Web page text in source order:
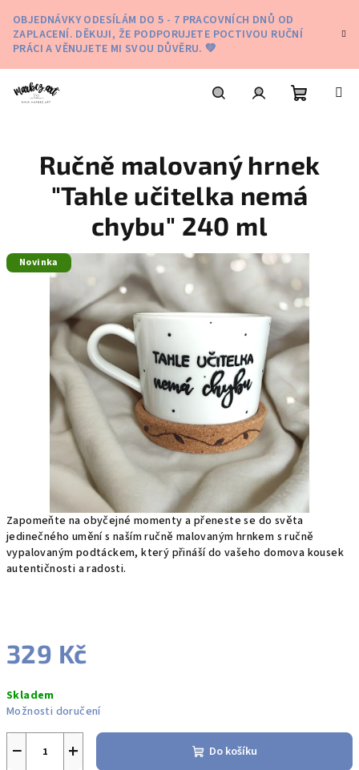
obsah
OBJEDNÁVKY ODESÍLÁM DO 5 - 7 PRACOVNÍCH DNŮ OD
ZAPLACENÍ. DĚKUJI, ŽE PODPORUJETE POCTIVOU RUČNÍ
PRÁCI A VĚNUJETE MI SVOU DŮVĚRU. 💚
košík
Zapomeňte na obyčejné momenty a přeneste se do světa
jedinečného umění s naším ručně malovaným hrnkem s ručně
vypalovaným podtáckem, který přináší do vašeho domova kousek
autentičnosti a radosti.
329 Kč
cena:
Skladem
Možnosti doručení
+
− Do košíku
Ručně malovaný hrnek
"Tahle učitelka nemá
chybu" 240 ml
Novinka